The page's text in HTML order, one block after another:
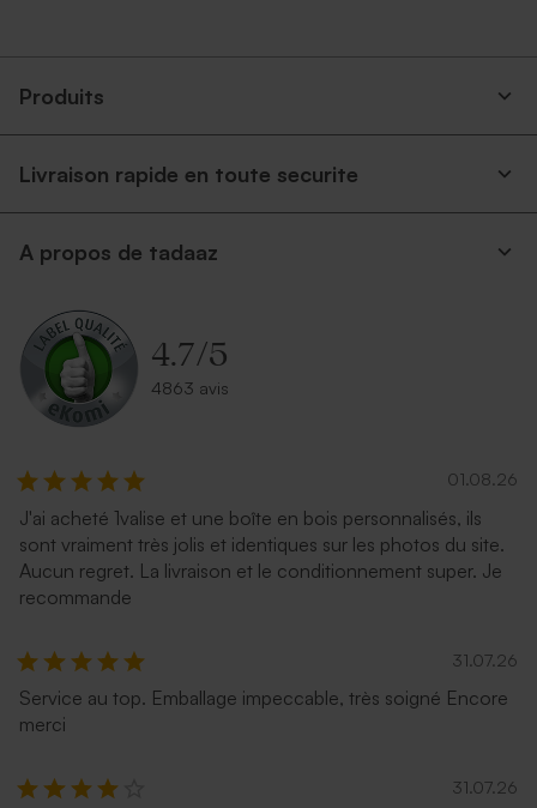
Enveloppe fête eucalyptus
Enveloppe rectangle bleu
nuit
Enveloppe papier kraft
Produits
Livraison rapide en toute securite
A propos de tadaaz
4.7/5
4863 avis
01.08.26
J'ai acheté 1valise et une boîte en bois personnalisés, ils
sont vraiment très jolis et identiques sur les photos du site.
Aucun regret. La livraison et le conditionnement super. Je
recommande
31.07.26
Service au top. Emballage impeccable, très soigné Encore
merci
31.07.26